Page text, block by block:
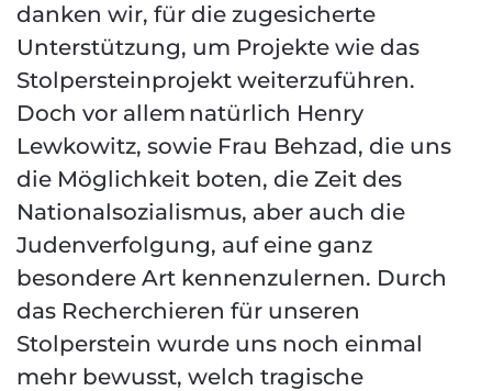
danken wir, für die zugesicherte
Unterstützung, um Projekte wie das
Stolpersteinprojekt weiterzuführen.
Doch vor allem natürlich Henry
Lewkowitz, sowie Frau Behzad, die uns
die Möglichkeit boten, die Zeit des
Nationalsozialismus, aber auch die
Judenverfolgung, auf eine ganz
besondere Art kennenzulernen. Durch
das Recherchieren für unseren
Stolperstein wurde uns noch einmal
mehr bewusst, welch tragische